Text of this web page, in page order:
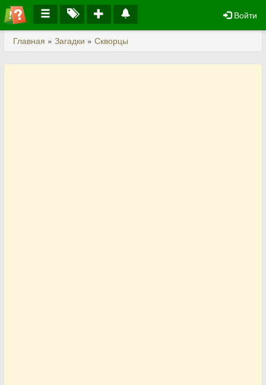
Войти
Главная » Загадки » Скворцы